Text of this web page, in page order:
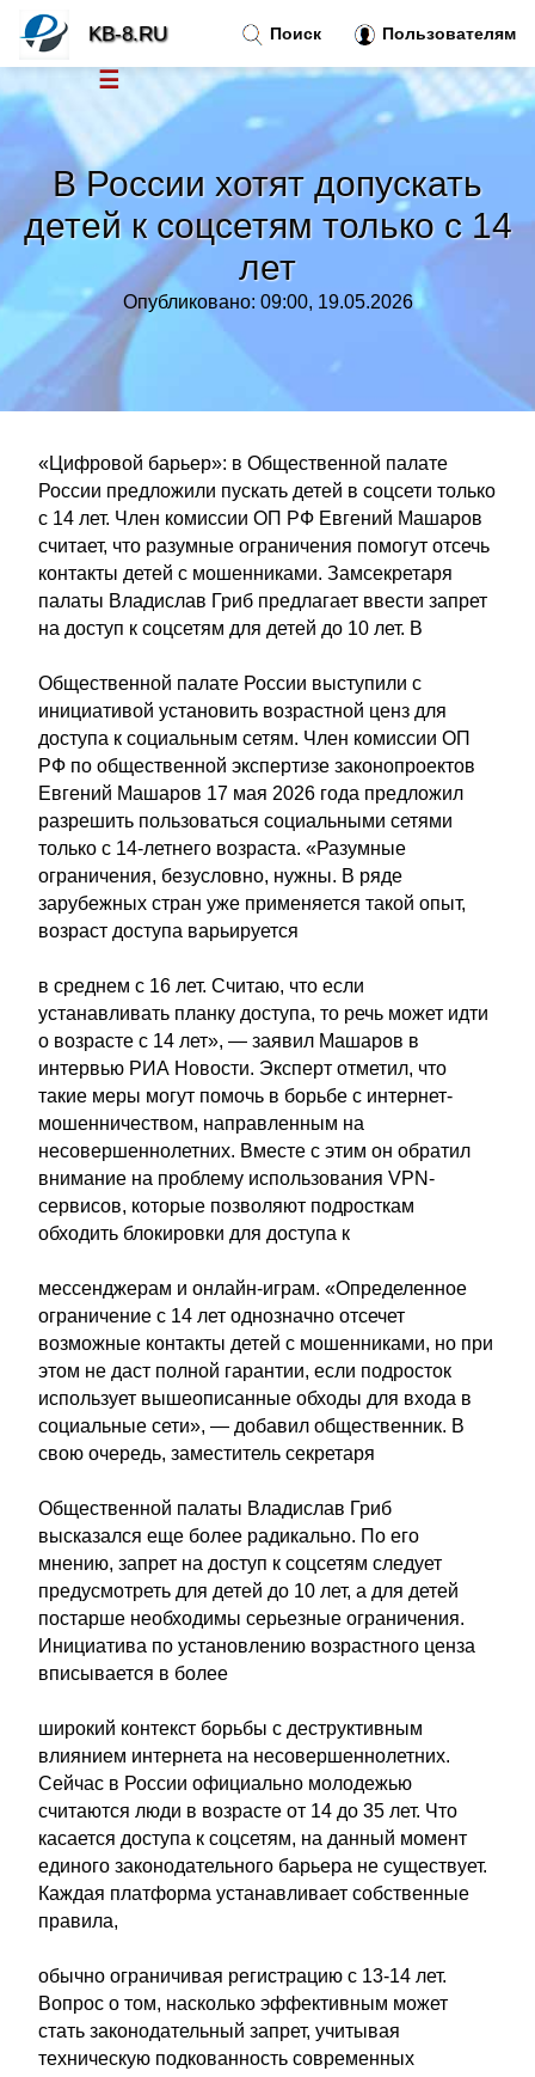
В России хотят допускать
детей к соцсетям только с 14
лет
Опубликовано: 09:00, 19.05.2026
«Цифровой барьер»: в Общественной палате
России предложили пускать детей в соцсети только
с 14 лет. Член комиссии ОП РФ Евгений Машаров
считает, что разумные ограничения помогут отсечь
контакты детей с мошенниками. Замсекретаря
палаты Владислав Гриб предлагает ввести запрет
на доступ к соцсетям для детей до 10 лет. В
Общественной палате России выступили с
инициативой установить возрастной ценз для
доступа к социальным сетям. Член комиссии ОП
РФ по общественной экспертизе законопроектов
Евгений Машаров 17 мая 2026 года предложил
разрешить пользоваться социальными сетями
только с 14-летнего возраста. «Разумные
ограничения, безусловно, нужны. В ряде
зарубежных стран уже применяется такой опыт,
возраст доступа варьируется
в среднем с 16 лет. Считаю, что если
устанавливать планку доступа, то речь может идти
о возрасте с 14 лет», — заявил Машаров в
интервью РИА Новости. Эксперт отметил, что
такие меры могут помочь в борьбе с интернет-
мошенничеством, направленным на
несовершеннолетних. Вместе с этим он обратил
внимание на проблему использования VPN-
сервисов, которые позволяют подросткам
обходить блокировки для доступа к
мессенджерам и онлайн-играм. «Определенное
ограничение с 14 лет однозначно отсечет
возможные контакты детей с мошенниками, но при
этом не даст полной гарантии, если подросток
использует вышеописанные обходы для входа в
социальные сети», — добавил общественник. В
свою очередь, заместитель секретаря
Общественной палаты Владислав Гриб
высказался еще более радикально. По его
мнению, запрет на доступ к соцсетям следует
предусмотреть для детей до 10 лет, а для детей
постарше необходимы серьезные ограничения.
Инициатива по установлению возрастного ценза
вписывается в более
широкий контекст борьбы с деструктивным
влиянием интернета на несовершеннолетних.
Сейчас в России официально молодежью
считаются люди в возрасте от 14 до 35 лет. Что
касается доступа к соцсетям, на данный момент
единого законодательного барьера не существует.
Каждая платформа устанавливает собственные
правила,
обычно ограничивая регистрацию с 13-14 лет.
Вопрос о том, насколько эффективным может
стать законодательный запрет, учитывая
техническую подкованность современных
Поиск Пользователям
KB-8.RU
☰
Новости
Тренды новостей»
»
Правила »
Контакт»